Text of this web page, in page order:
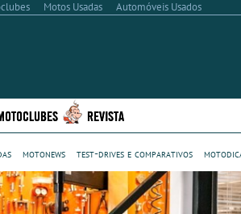
Motos Usadas Automóveis Usados
REVISTA
motonews test-drives e comparativos